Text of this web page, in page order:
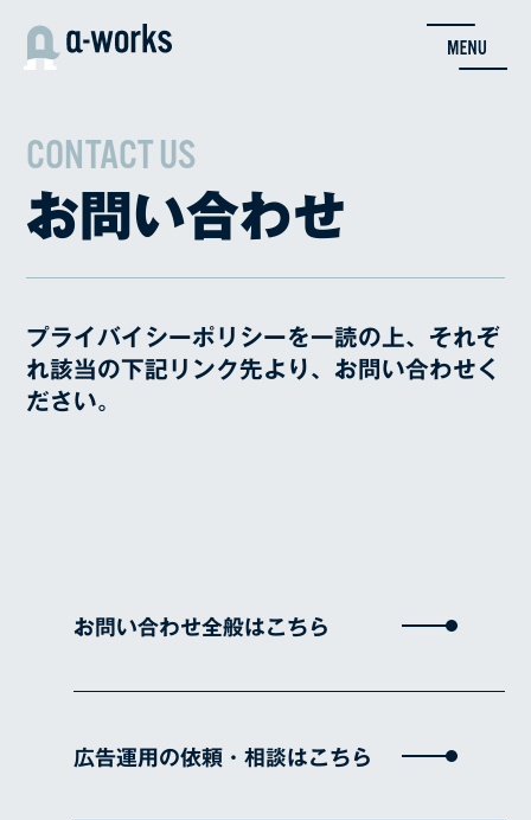
CONTACT US
お問い合わせ
プライバイシーポリシーを一読の上、それぞ
れ該当の下記リンク先より、お問い合わせく
ださい。
お問い合わせ全般はこちら
広告運用の依頼・相談はこちら